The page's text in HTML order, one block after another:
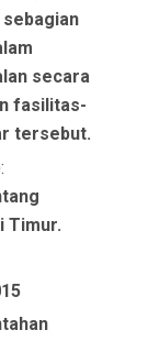
secara
fasilitas-
tersebut.
Timur.